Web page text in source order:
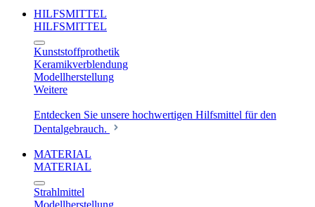
HILFSMITTEL
HILFSMITTEL
Kunststoffprothetik
Keramikverblendung
Modellherstellung
Weitere
Entdecken Sie unsere hochwertigen Hilfsmittel für den
Dentalgebrauch.
MATERIAL
MATERIAL
Strahlmittel
Modellherstellung